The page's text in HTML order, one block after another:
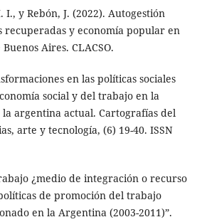
y Rebón, J. (2022). Autogestión
recuperadas y economía popular en
Aires. CLACSO.
en las políticas sociales
social y del trabajo en la
argentina actual. Cartografías del
arte y tecnología, (6) 19-40. ISSN
¿medio de integración o recurso
de promoción del trabajo
en la Argentina (2003-2011)”.